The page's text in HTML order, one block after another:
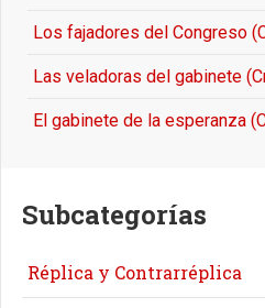
Los fajadores del Congreso
Las veladoras del gabinete
El gabinete de la esperanza
Subcategorías
Réplica y Contrarréplica